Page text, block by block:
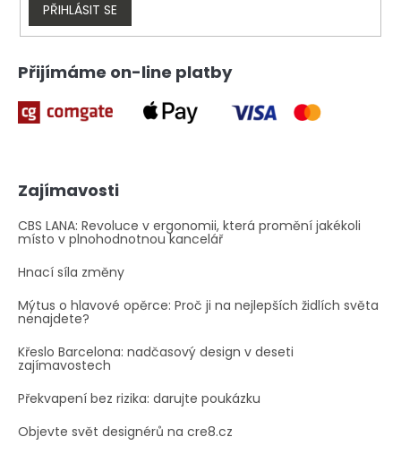
s
PŘIHLÁSIT SE
Přijímáme on-line platby
Zajímavosti
CBS LANA: Revoluce v ergonomii, která promění jakékoli
místo v plnohodnotnou kancelář
Hnací síla změny
Mýtus o hlavové opěrce: Proč ji na nejlepších židlích světa
nenajdete?
Křeslo Barcelona: nadčasový design v deseti
zajímavostech
Překvapení bez rizika: darujte poukázku
Objevte svět designérů na cre8.cz